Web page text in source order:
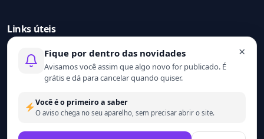
Links úteis
Início
Contato
Sobre nós
Termo de uso
Política de privacidade
×
Fique por dentro das novidades
Avisamos você assim que algo novo for publicado. É
grátis e dá para cancelar quando quiser.
Você é o primeiro a saber
O aviso chega no seu aparelho, sem precisar abrir o site.